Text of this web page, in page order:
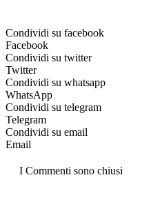
Condividi su facebook
Facebook
Condividi su twitter
Twitter
Condividi su whatsapp
WhatsApp
Condividi su telegram
Telegram
Condividi su email
Email
I Commenti sono chiusi